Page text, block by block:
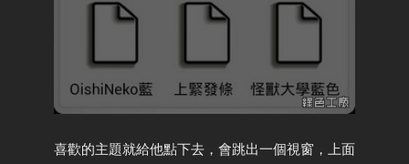
喜歡的主題就給他點下去，會跳出一個視窗，上面